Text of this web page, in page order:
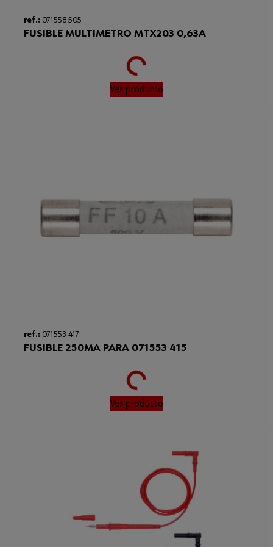
ref.: 071558 505
FUSIBLE MULTIMETRO MTX203 0,63A
Loading...
Ver producto
ref.: 071553 417
FUSIBLE 250MA PARA 071553 415
Loading...
Ver producto